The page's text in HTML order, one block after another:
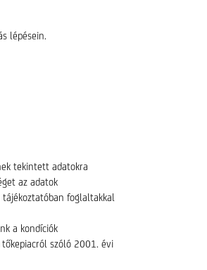
lépésein.
tekintett adatokra
az adatok
foglaltakkal
a kondíciók
szóló 2001. évi